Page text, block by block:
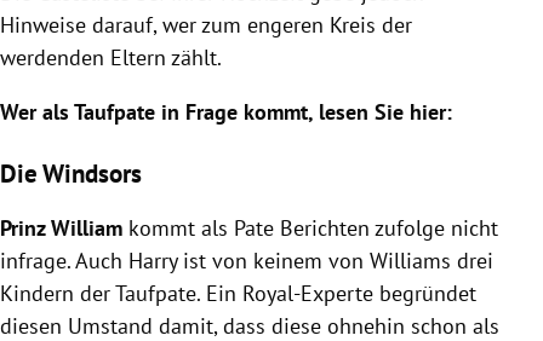
Hinweise darauf, wer zum engeren Kreis der
werdenden Eltern zählt.
Wer als Taufpate in Frage kommt, lesen Sie hier:
Die Windsors
Prinz William kommt als Pate Berichten zufolge nicht
infrage. Auch Harryist von keinem von Williams drei
Kindern der Taufpate. Ein Royal-Experte begründet
diesen Umstand damit, dass diese ohnehin schon als